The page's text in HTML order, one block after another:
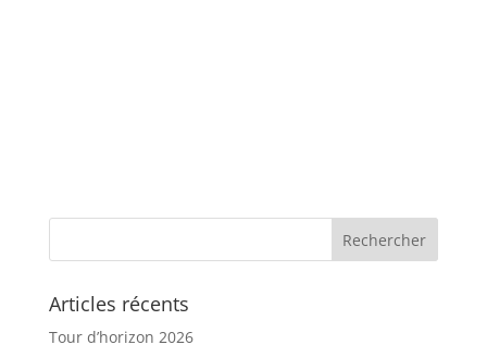
Articles récents
Tour d’horizon 2026